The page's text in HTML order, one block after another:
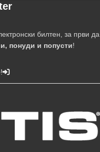
билтен, за први да
понуди и попусти!